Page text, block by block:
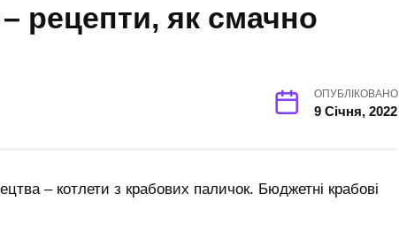
рецепти, як смачно
ОПУБЛІКОВАНО
9 Січня, 2022
– котлети з крабових паличок. Бюджетні крабові